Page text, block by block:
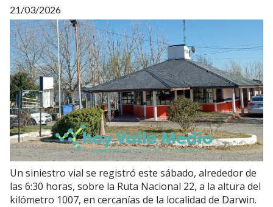
21/03/2026
Un siniestro vial se registró este sábado, alrededor de
las 6:30 horas, sobre la Ruta Nacional 22, a la altura del
kilómetro 1007, en cercanías de la localidad de Darwin.